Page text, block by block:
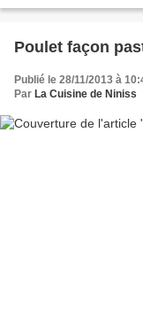
Poulet façon
Publié le 28/11/2013 à
Par La Cuisine de Niniss